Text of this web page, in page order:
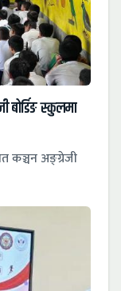
बोर्डिङ स्कुलमा
कञ्चन अङ्ग्रेजी